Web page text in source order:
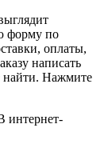
форму по
оплаты,
написать
найти. Нажмите
интернет-